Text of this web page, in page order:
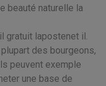
beauté naturelle la
gratuit lapostenet il.
des bourgeons,
peuvent exemple
une base de